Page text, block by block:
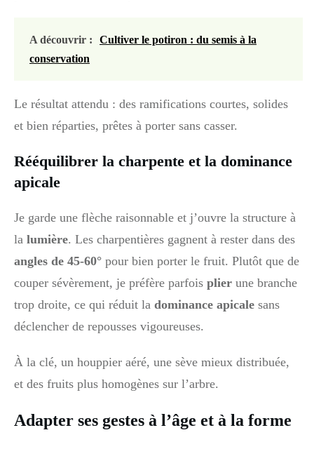
A découvrir :
Cultiver le potiron : du semis à la
conservation
Le résultat attendu : des ramifications courtes, solides
et bien réparties, prêtes à porter sans casser.
Rééquilibrer la charpente et la dominance
apicale
Je garde une flèche raisonnable et j’ouvre la structure à
la lumière. Les charpentières gagnent à rester dans des
angles de 45-60° pour bien porter le fruit. Plutôt que de
couper sévèrement, je préfère parfois plier une branche
trop droite, ce qui réduit la dominance apicale sans
déclencher de repousses vigoureuses.
À la clé, un houppier aéré, une sève mieux distribuée,
et des fruits plus homogènes sur l’arbre.
Adapter ses gestes à l’âge et à la forme